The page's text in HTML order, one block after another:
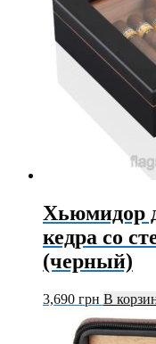
Хьюмидор
кедра со
(черный)
3,690 грн В